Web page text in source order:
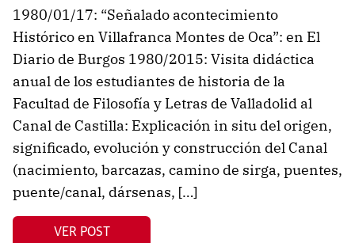
1980/01/17: “Señalado acontecimiento
Histórico en Villafranca Montes de Oca”: en El
Diario de Burgos 1980/2015: Visita didáctica
anual de los estudiantes de historia de la
Facultad de Filosofía y Letras de Valladolid al
Canal de Castilla: Explicación in situ del origen,
significado, evolución y construcción del Canal
(nacimiento, barcazas, camino de sirga, puentes,
puente/canal, dársenas, […]
VER POST